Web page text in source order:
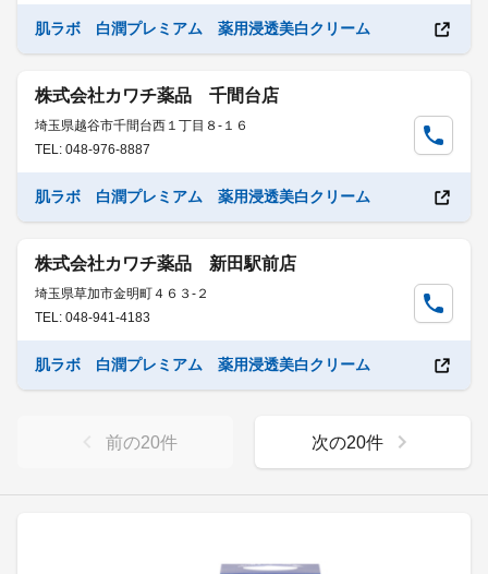
肌ラボ 白潤プレミアム 薬用浸透美白クリーム
株式会社カワチ薬品 千間台店
埼玉県越谷市千間台西１丁目８-１６
TEL: 048-976-8887
肌ラボ 白潤プレミアム 薬用浸透美白クリーム
株式会社カワチ薬品 新田駅前店
埼玉県草加市金明町４６３-２
TEL: 048-941-4183
肌ラボ 白潤プレミアム 薬用浸透美白クリーム
前の20件 次の20件